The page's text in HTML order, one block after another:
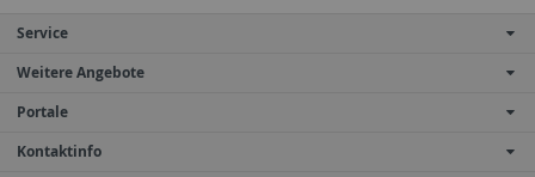
Service
Weitere Angebote
Portale
Kontaktinfo